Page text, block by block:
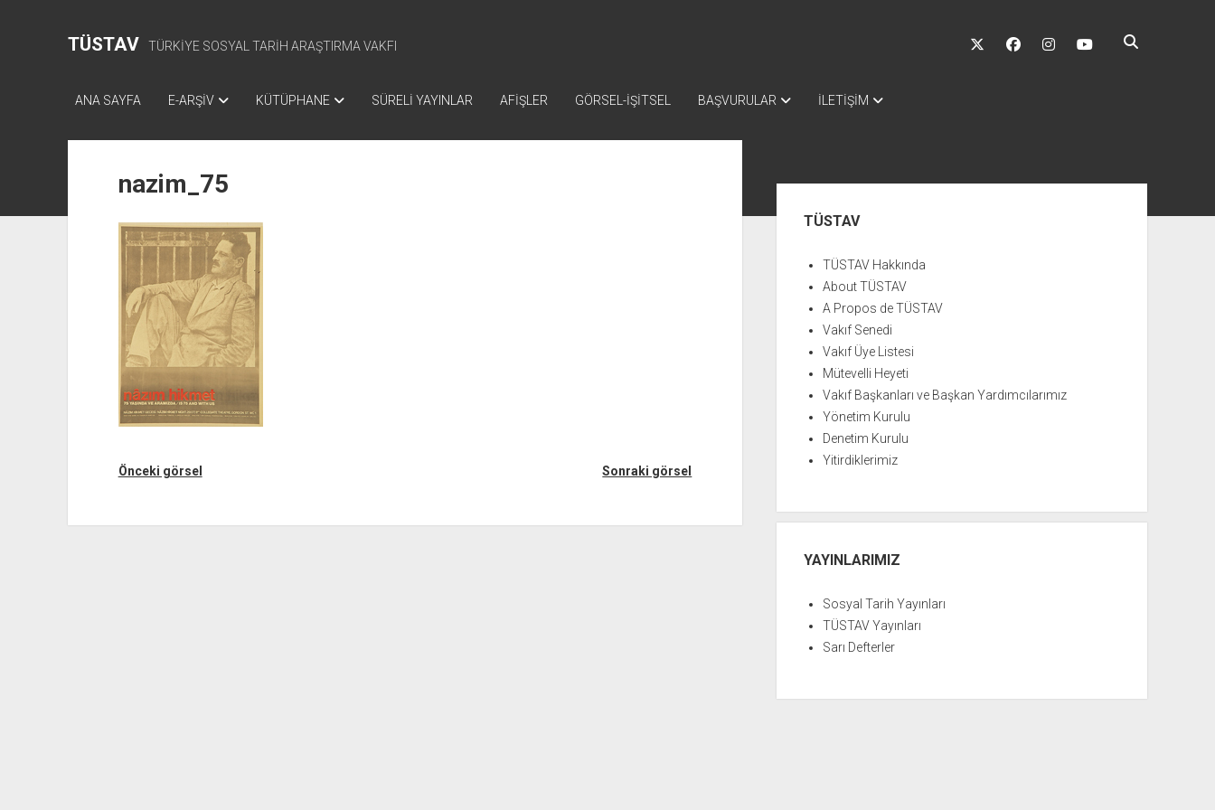
TÜSTAV TÜRKİYE SOSYAL TARİH ARAŞTIRMA VAKFI
twitter facebookinstagramyoutube
ANA SAYFA E-ARŞİV KÜTÜPHANE SÜRELİ YAYINLAR AFİŞLER GÖRSEL-İŞİTSEL BAŞVURULAR İLETİŞİM
nazim_75
Önceki görsel Sonraki görsel
MenüTÜSTAV
TÜSTAV Hakkında
About TÜSTAV
A Propos de TÜSTAV
Vakıf Senedi
Vakıf Üye Listesi
Mütevelli Heyeti
Vakıf Başkanları ve Başkan Yardımcılarımız
Yönetim Kurulu
Denetim Kurulu
Yitirdiklerimiz
YAYINLARIMIZ
Sosyal Tarih Yayınları
TÜSTAV Yayınları
Sarı Defterler